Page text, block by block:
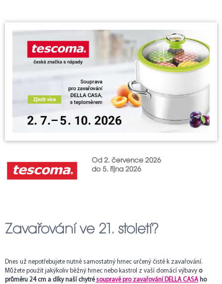
Od 2. července 2026
do 5. října 2026
Zavařování ve 21. století?
Dnes už nepotřebujete nutně samostatný hrnec určený čistě k zavařování.
Můžete použít jakýkoliv běžný hrnec nebo kastrol z vaší domácí výbavy o
průměru 24 cm a díky naší chytrésoupravě pro zavařování DELLA CASAho